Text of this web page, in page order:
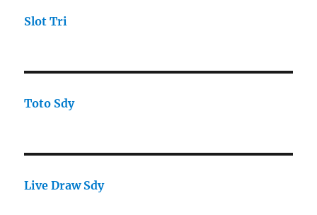
Slot Tri
Toto Sdy
Live Draw Sdy